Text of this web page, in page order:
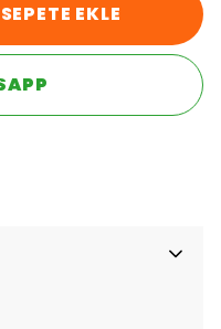
SEPETE EKLE